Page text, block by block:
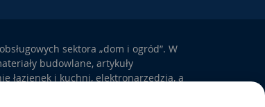
sektora „dom i ogród”. W
budowlane, artykuły
łazienek i kuchni, elektronarzędzia, a